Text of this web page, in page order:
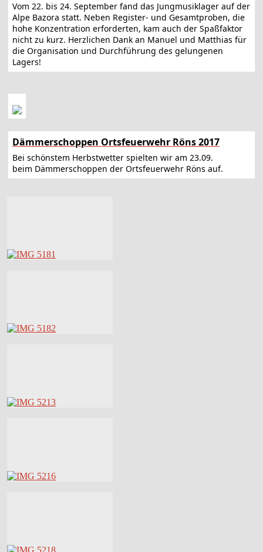
Vom 22. bis 24. September fand das Jungmusiklager auf der
Alpe Bazora statt. Neben Register- und Gesamtproben, die
hohe Konzentration erforderten, kam auch der Spaßfaktor
nicht zu kurz. Herzlichen Dank an Manuel und Matthias für
die Organisation und Durchführung des gelungenen
Lagers!
Dämmerschoppen Ortsfeuerwehr Röns 2017
Bei schönstem Herbstwetter spielten wir am 23.09.
beim Dämmerschoppen der Ortsfeuerwehr Röns auf.